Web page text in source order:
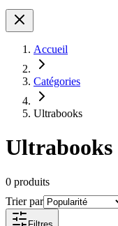
Accueil
Catégories
Ultrabooks
Ultrabooks
0 produits
Trier par